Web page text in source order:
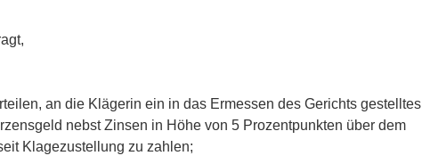
an die Klägerin ein in das Ermessen des Gerichts gestelltes
nebst Zinsen in Höhe von 5 Prozentpunkten über dem
Klagezustellung zu zahlen;